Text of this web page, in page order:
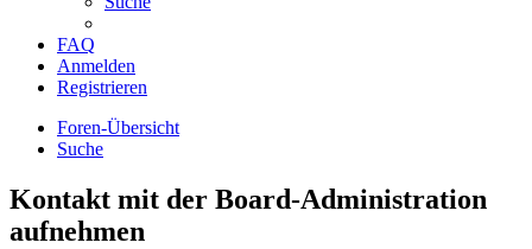
FAQ
Anmelden
Registrieren
Foren-Übersicht
Suche
Kontakt mit der Board-Administration
aufnehmen